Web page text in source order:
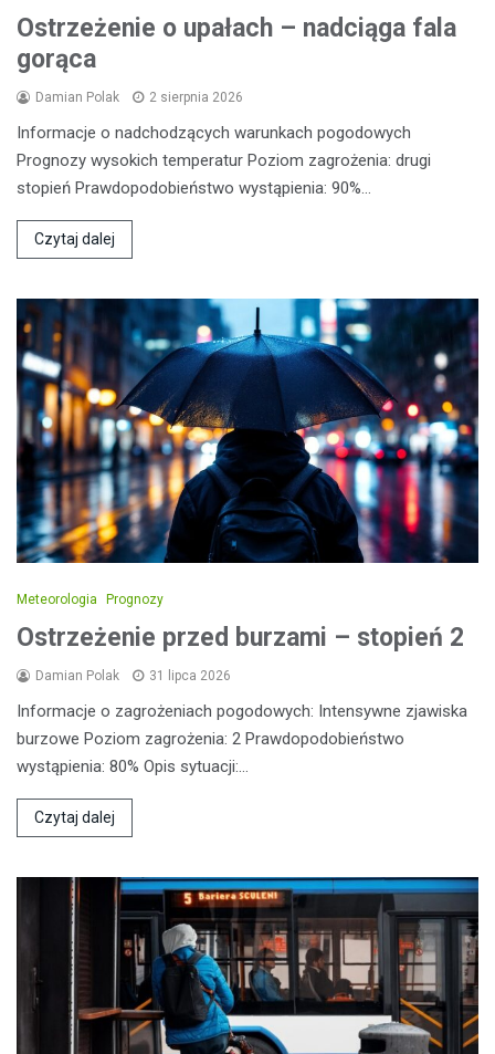
Ostrzeżenie o upałach – nadciąga fala
gorąca
Damian Polak 2 sierpnia 2026
Informacje o nadchodzących warunkach pogodowych
Prognozy wysokich temperatur Poziom zagrożenia: drugi
stopień Prawdopodobieństwo wystąpienia: 90%…
Czytaj dalej
Meteorologia Prognozy
Ostrzeżenie przed burzami – stopień 2
Damian Polak 31 lipca 2026
Informacje o zagrożeniach pogodowych: Intensywne zjawiska
burzowe Poziom zagrożenia: 2 Prawdopodobieństwo
wystąpienia: 80% Opis sytuacji:…
Czytaj dalej